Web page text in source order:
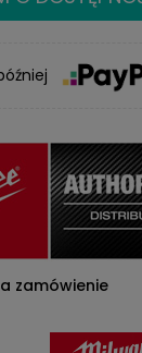
zamówienie